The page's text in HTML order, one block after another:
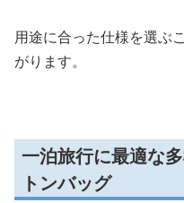
用途に合った仕様を選ぶ
がります。
一泊旅行に最適な
トンバッグ